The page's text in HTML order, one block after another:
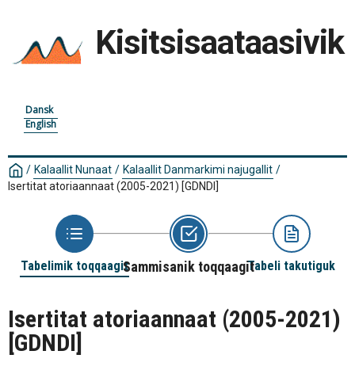
Kisitsisaataasivik
Dansk
English
/ Kalaallit Nunaat / Kalaallit Danmarkimi najugallit /
Isertitat atoriaannaat (2005-2021) [GDNDI]
Tabelimik toqqaagitSammisanik toqqaagitTabeli takutiguk
Isertitat atoriaannaat (2005-2021)
[GDNDI]